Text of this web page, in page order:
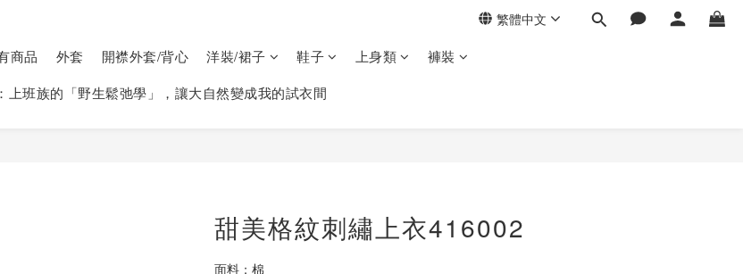
繁體中文
商品 外套 開襟外套/背心 洋裝/裙子 鞋子 上身類
褲裝
上班族的「野生鬆弛學」，讓大自然變成我的試衣間
甜美格紋刺繡上衣416002
面料：棉